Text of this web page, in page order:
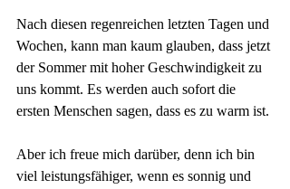
Nach diesen regenreichen letzten Tagen und
Wochen, kann man kaum glauben, dass jetzt
der Sommer mit hoher Geschwindigkeit zu
uns kommt. Es werden auch sofort die
ersten Menschen sagen, dass es zu warm ist.
Aber ich freue mich darüber, denn ich bin
viel leistungsfähiger, wenn es sonnig und